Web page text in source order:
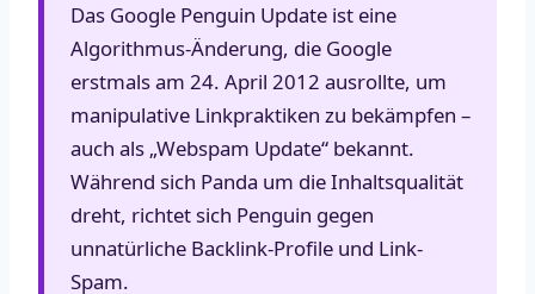
Das Google Penguin Update ist eine
Algorithmus-Änderung, die Google
erstmals am 24. April 2012 ausrollte, um
manipulative Linkpraktiken zu bekämpfen –
auch als „Webspam Update“ bekannt.
Während sich Panda um die Inhaltsqualität
dreht, richtet sich Penguin gegen
unnatürliche Backlink-Profile und Link-
Spam.